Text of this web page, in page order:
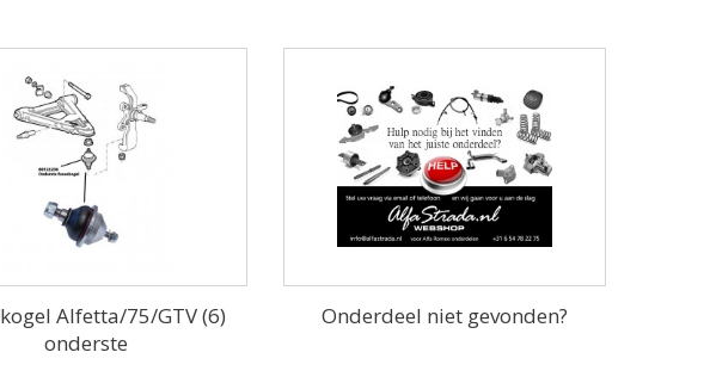
Alfetta/75/GTV (6)
onderste
Onderdeel niet gevonden?